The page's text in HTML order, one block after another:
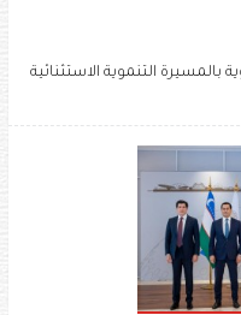
التنموية الاستثنائية